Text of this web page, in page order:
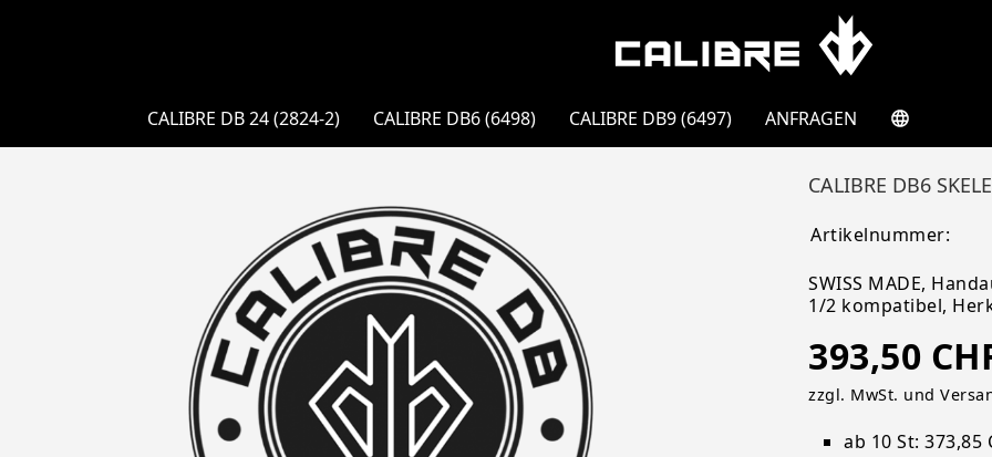
CALIBRE DB 24 (2824-2) CALIBRE DB6 (6498) CALIBRE DB9 (6497) ANFRAGEN
CALIBRE DB6
Artikelnummer:
SWISS MADE,
1/2 kompatibel,
393,50
zzgl. MwSt. und
ab 10 St: 373,85